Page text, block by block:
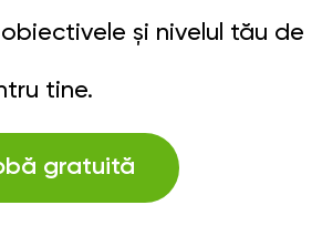
și nivelul tău de
tine.
gratuită